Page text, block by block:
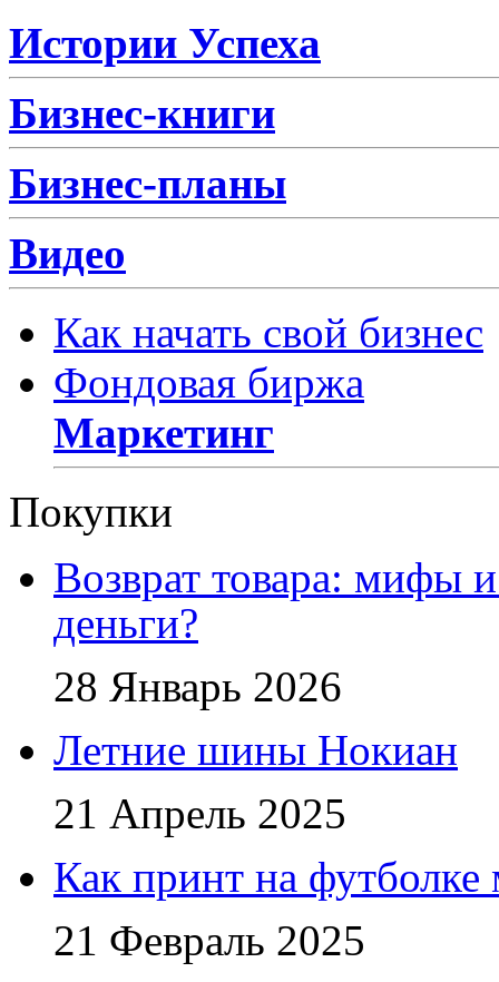
Истории Успеха
Бизнес-книги
Бизнес-планы
Видео
Как начать свой бизнес
Фондовая биржа
Маркетинг
Покупки
Возврат товара: мифы
деньги?
28 Январь 2026
Летние шины Нокиан
21 Апрель 2025
Как принт на
21 Февраль 2025